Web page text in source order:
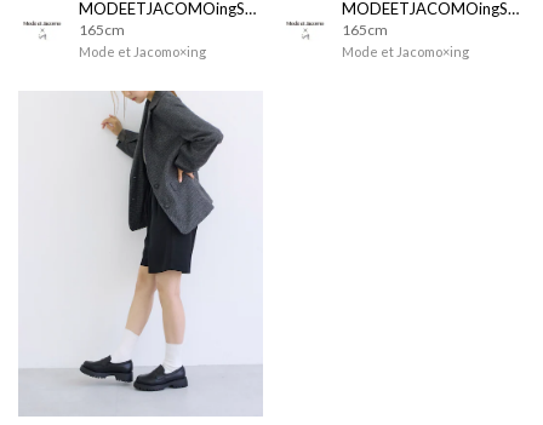
MODEETJACOMOingSTAFF
165cm
Mode et Jacomo×ing
MODEETJACOMOingSTAFF
165cm
Mode et Jacomo×ing